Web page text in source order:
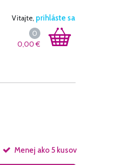
Vitajte, prihláste sa
0
0,00€
Menej ako 5 kusov